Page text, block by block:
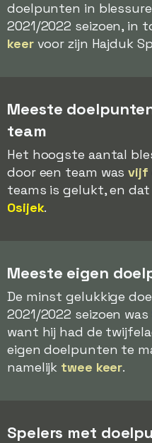
doelpunten in
2021/2022 seizoen, in
keervoor zijn Hajduk
Meeste
team
Het hoogste aantal
door een team wasvijf
teams is gelukt, en dat
Osijek.
Meeste eigen
De minst gelukkige
2021/2022 seizoen was
want hij had de
eigen doelpunten te
namelijk twee keer.
Spelers met